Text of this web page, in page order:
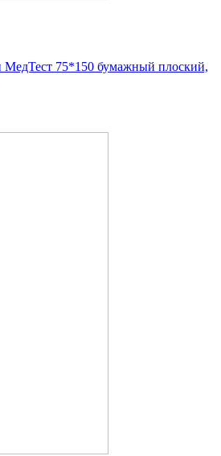
МедТест 75*150 бумажный плоский,